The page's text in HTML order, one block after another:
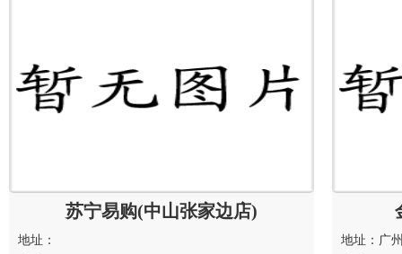
苏宁易购(中山张家边店)
地址：
地址：广